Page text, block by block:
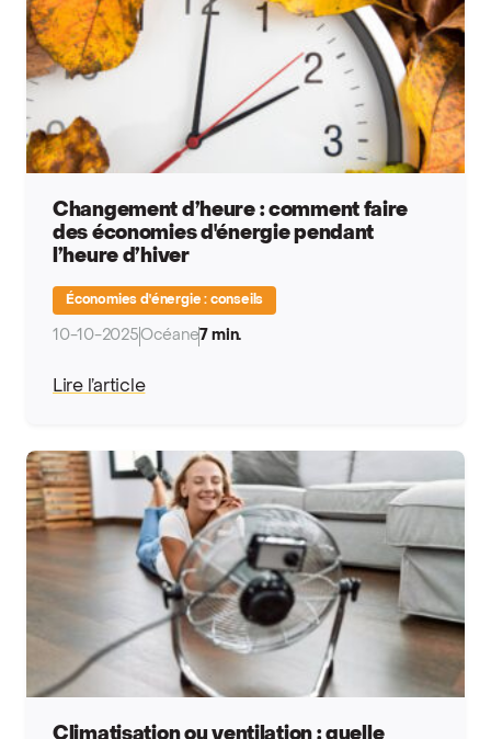
Changement d’heure : comment faire
des économies d'énergie pendant
l’heure d’hiver
Économies d'énergie : conseils
10-10-2025Océane7 min.
Lire l’article
Climatisation ou ventilation : quelle